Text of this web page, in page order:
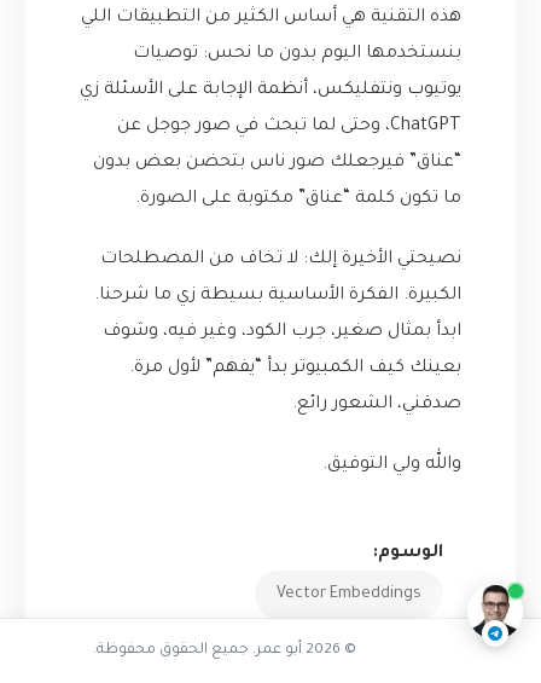
هذه التقنية هي أساس الكثير من التطبيقات اللي
بنستخدمها اليوم بدون ما نحس: توصيات
يوتيوب ونتفليكس، أنظمة الإجابة على الأسئلة زي
ChatGPT، وحتى لما تبحث في صور جوجل عن
“عناق” فيرجعلك صور ناس بتحضن بعض بدون
ما تكون كلمة “عناق” مكتوبة على الصورة.
نصيحتي الأخيرة إلك: لا تخاف من المصطلحات
الكبيرة. الفكرة الأساسية بسيطة زي ما شرحنا.
ابدأ بمثال صغير، جرب الكود، وغير فيه، وشوف
بعينك كيف الكمبيوتر بدأ “يفهم” لأول مرة.
صدقني، الشعور رائع.
والله ولي التوفيق.
الوسوم:
Vector Embeddings
الذكاء الاصطناعي بحث دلالي
ناقشنا على تليجرام
© 2026 أبو عمر. جميع الحقوق محفوظة.